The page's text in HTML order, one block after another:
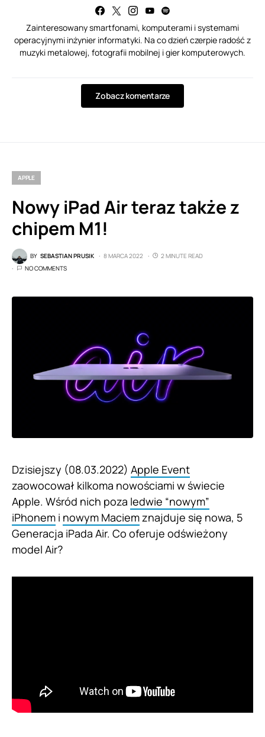
Zainteresowany smartfonami, komputerami i systemami
operacyjnymi inżynier informatyki. Na co dzień czerpie radość z
muzyki metalowej, fotografii mobilnej i gier komputerowych.
Zobacz komentarze
APPLE
Nowy iPad Air teraz także z
chipem M1!
BY SEBASTIAN PRUSIK 8 MARCA 2022
2 MINUTE READ
NO COMMENTS
Dzisiejszy (08.03.2022) Apple Event
zaowocował kilkoma nowościami w świecie
Apple. Wśród nich poza ledwie “nowym”
iPhonem i nowym Maciemznajduje się nowa, 5
Generacja iPada Air. Co oferuje odświeżony
model Air?